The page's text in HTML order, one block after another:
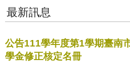
最新訊息
公告111學年度第1學期臺南
學金修正核定名冊